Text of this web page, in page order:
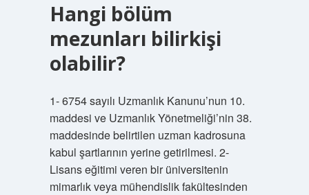
Hangi bölüm
mezunları bilirkişi
olabilir?
1- 6754 sayılı Uzmanlık Kanunu’nun 10.
maddesi ve Uzmanlık Yönetmeliği’nin 38.
maddesinde belirtilen uzman kadrosuna
kabul şartlarının yerine getirilmesi. 2-
Lisans eğitimi veren bir üniversitenin
mimarlık veya mühendislik fakültesinden